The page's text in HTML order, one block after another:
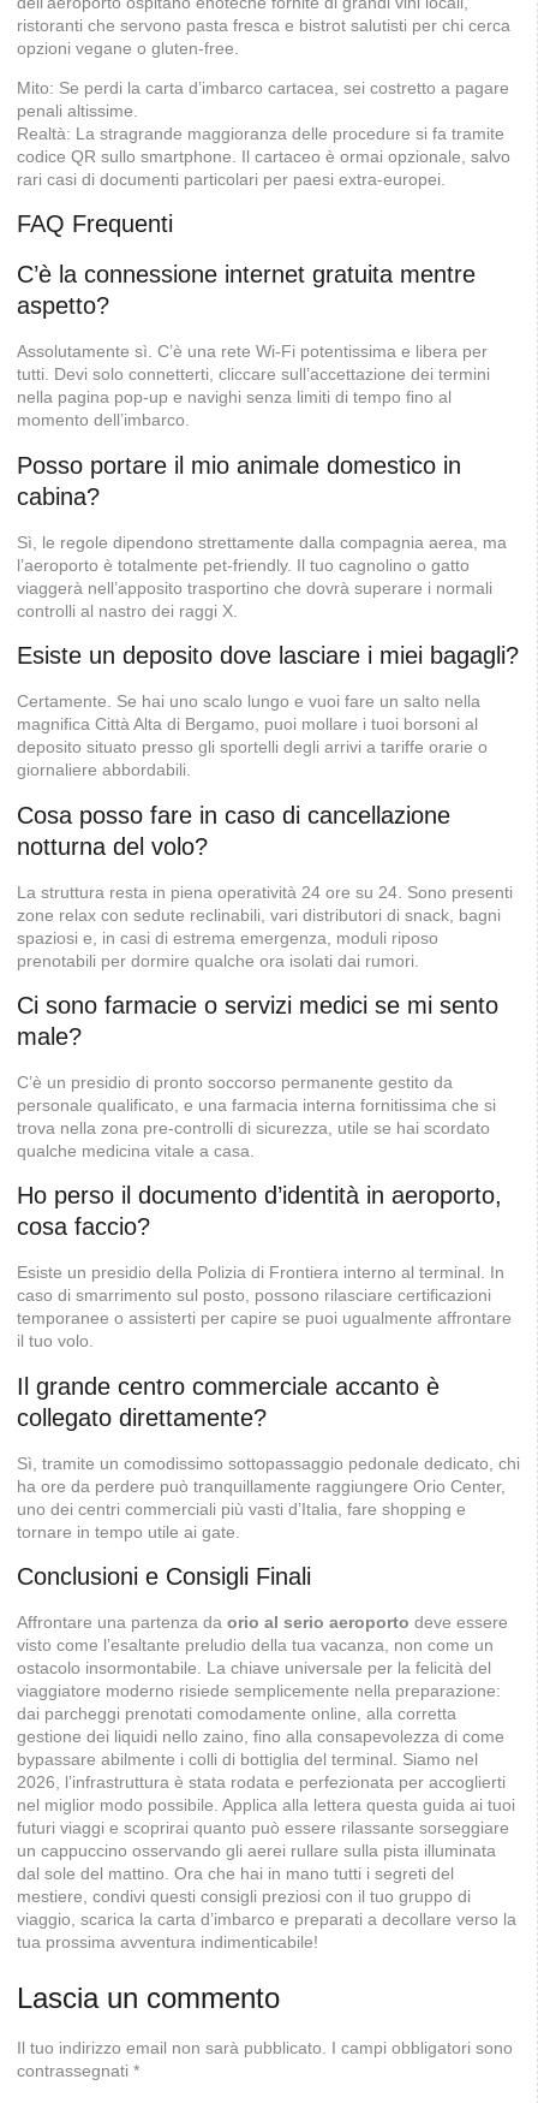
ristoranti che servono pasta fresca e bistrot salutisti per chi cerca
opzioni vegane o gluten-free.
Mito: Se perdi la carta d’imbarco cartacea, sei costretto a pagare
penali altissime.
Realtà: La stragrande maggioranza delle procedure si fa tramite
codice QR sullo smartphone. Il cartaceo è ormai opzionale, salvo
rari casi di documenti particolari per paesi extra-europei.
FAQ Frequenti
C’è la connessione internet gratuita mentre
aspetto?
Assolutamente sì. C’è una rete Wi-Fi potentissima e libera per
tutti. Devi solo connetterti, cliccare sull’accettazione dei termini
nella pagina pop-up e navighi senza limiti di tempo fino al
momento dell’imbarco.
Posso portare il mio animale domestico in
cabina?
Sì, le regole dipendono strettamente dalla compagnia aerea, ma
l’aeroporto è totalmente pet-friendly. Il tuo cagnolino o gatto
viaggerà nell’apposito trasportino che dovrà superare i normali
controlli al nastro dei raggi X.
Esiste un deposito dove lasciare i miei bagagli?
Certamente. Se hai uno scalo lungo e vuoi fare un salto nella
magnifica Città Alta di Bergamo, puoi mollare i tuoi borsoni al
deposito situato presso gli sportelli degli arrivi a tariffe orarie o
giornaliere abbordabili.
Cosa posso fare in caso di cancellazione
notturna del volo?
La struttura resta in piena operatività 24 ore su 24. Sono presenti
zone relax con sedute reclinabili, vari distributori di snack, bagni
spaziosi e, in casi di estrema emergenza, moduli riposo
prenotabili per dormire qualche ora isolati dai rumori.
Ci sono farmacie o servizi medici se mi sento
male?
C’è un presidio di pronto soccorso permanente gestito da
personale qualificato, e una farmacia interna fornitissima che si
trova nella zona pre-controlli di sicurezza, utile se hai scordato
qualche medicina vitale a casa.
Ho perso il documento d’identità in aeroporto,
cosa faccio?
Esiste un presidio della Polizia di Frontiera interno al terminal. In
caso di smarrimento sul posto, possono rilasciare certificazioni
temporanee o assisterti per capire se puoi ugualmente affrontare
il tuo volo.
Il grande centro commerciale accanto è
collegato direttamente?
Sì, tramite un comodissimo sottopassaggio pedonale dedicato, chi
ha ore da perdere può tranquillamente raggiungere Orio Center,
uno dei centri commerciali più vasti d’Italia, fare shopping e
tornare in tempo utile ai gate.
Conclusioni e Consigli Finali
Affrontare una partenza da orio al serio aeroporto deve essere
visto come l’esaltante preludio della tua vacanza, non come un
ostacolo insormontabile. La chiave universale per la felicità del
viaggiatore moderno risiede semplicemente nella preparazione:
dai parcheggi prenotati comodamente online, alla corretta
gestione dei liquidi nello zaino, fino alla consapevolezza di come
bypassare abilmente i colli di bottiglia del terminal. Siamo nel
2026, l’infrastruttura è stata rodata e perfezionata per accoglierti
nel miglior modo possibile. Applica alla lettera questa guida ai tuoi
futuri viaggi e scoprirai quanto può essere rilassante sorseggiare
un cappuccino osservando gli aerei rullare sulla pista illuminata
dal sole del mattino. Ora che hai in mano tutti i segreti del
mestiere, condivi questi consigli preziosi con il tuo gruppo di
viaggio, scarica la carta d’imbarco e preparati a decollare verso la
tua prossima avventura indimenticabile!
Lascia un commento
Il tuo indirizzo email non sarà pubblicato.
I campi obbligatori sono
contrassegnati *